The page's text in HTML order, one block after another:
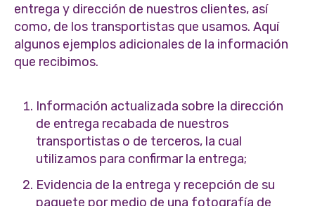
entrega y dirección de nuestros clientes, así
como, de los transportistas que usamos. Aquí
algunos ejemplos adicionales de la información
que recibimos.
Información actualizada sobre la dirección
de entrega recabada de nuestros
transportistas o de terceros, la cual
utilizamos para confirmar la entrega;
Evidencia de la entrega y recepción de su
paquete por medio de una fotografía de